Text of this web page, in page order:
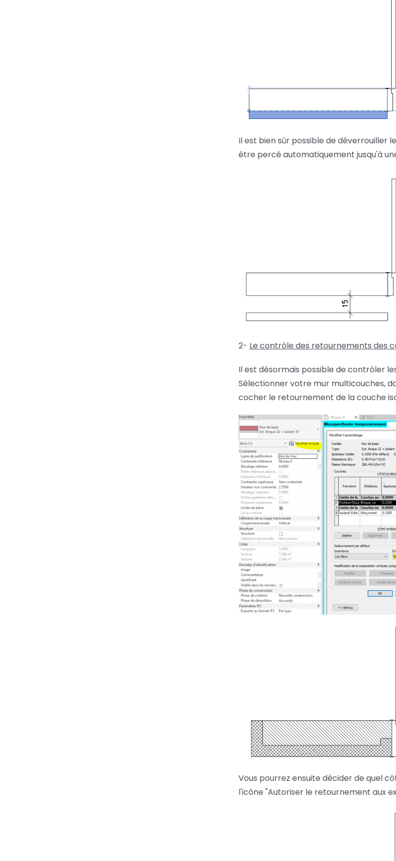
Il est bien sûr possible de déverrouiller
être percé automatiquement jusqu'à
2- Le contrôle des retournements des
Il est désormais possible de contrôler
Sélectionner votre mur multicouches,
cocher le retournement de la couche
Vous pourrez ensuite décider de quel
l'icône "Autoriser le retournement aux